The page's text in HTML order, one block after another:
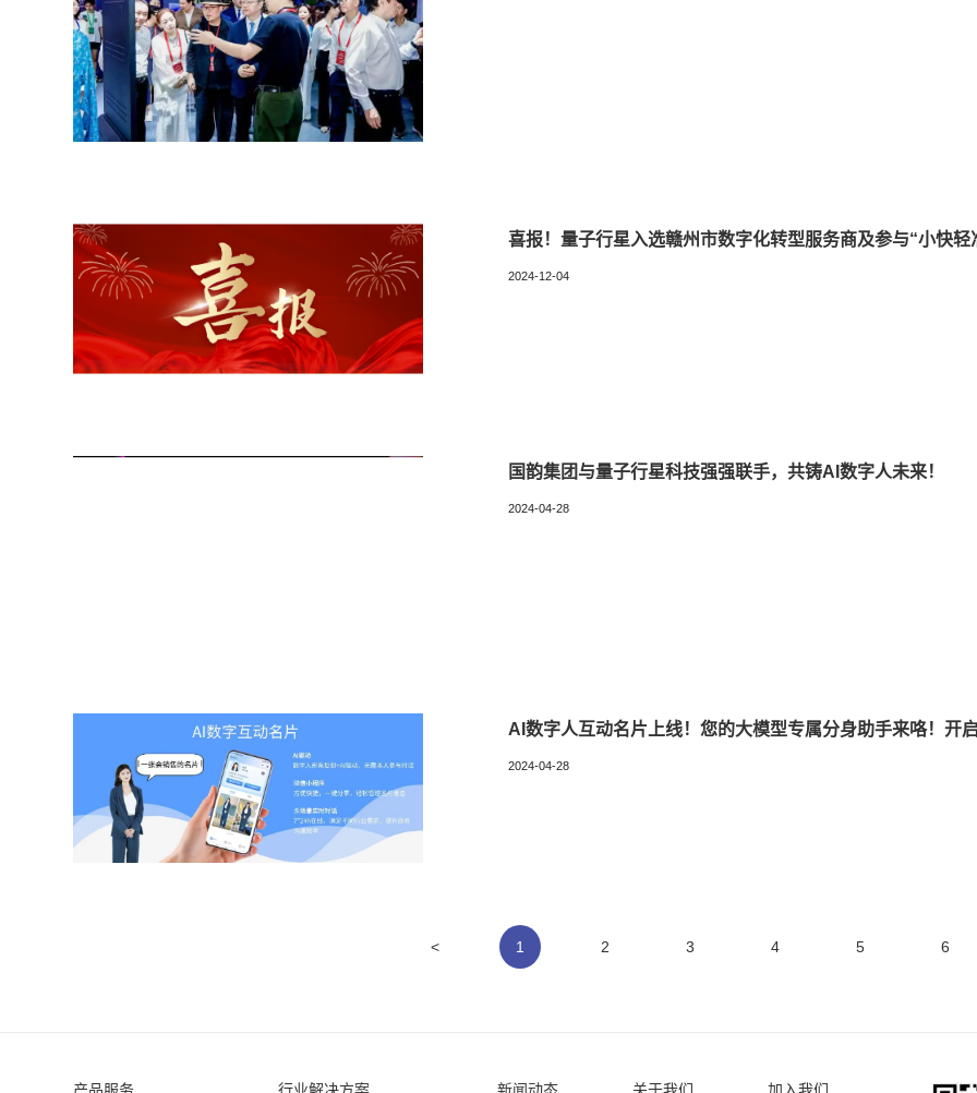
喜报！量子行星入选赣州市数字化转型服务商及参与“小快
2024-12-04
国韵集团与量子行星科技强强联手，共铸AI数字人未来！
2024-04-28
AI数字人互动名片上线！您的大模型专属分身助手来咯！开
2024-04-28
< 1 2 3 4 5 6
产品服务 行业解决方案 新闻动态 关于我们 加入我们